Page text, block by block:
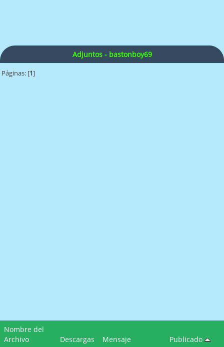
Adjuntos - bastonboy69
Páginas: [1]
Nombre del
Archivo
Descargas Mensaje
Publicado